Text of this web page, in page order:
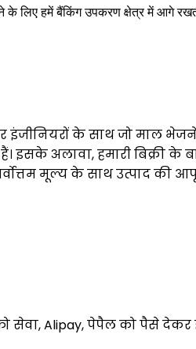
के लिए हमें बैंकिंग उपकरण क्षेत्र में आगे
के साथ जो माल
इसके अलावा, हमारी बिक्री के
मूल्य के साथ उत्पाद की
सेवा, Alipay, पेपैल को पैसे